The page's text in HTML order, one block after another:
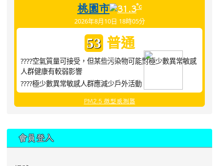
桃園市 31.3°c
2026年8月10日 18時05分
53 普通
????空氣質量可接受，但某些污染物可能對極少數異常敏感
人群健康有較弱影響
????極少數異常敏感人群應減少戶外活動
PM2.5 微型感測器
會員登入